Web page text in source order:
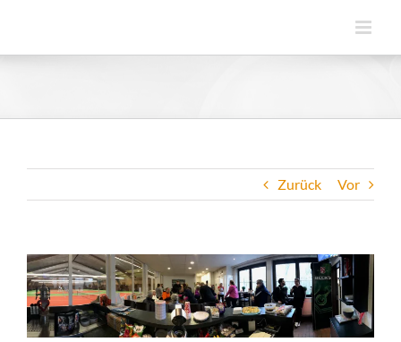
Zurück Vor
Zeige
grösseres
Bild